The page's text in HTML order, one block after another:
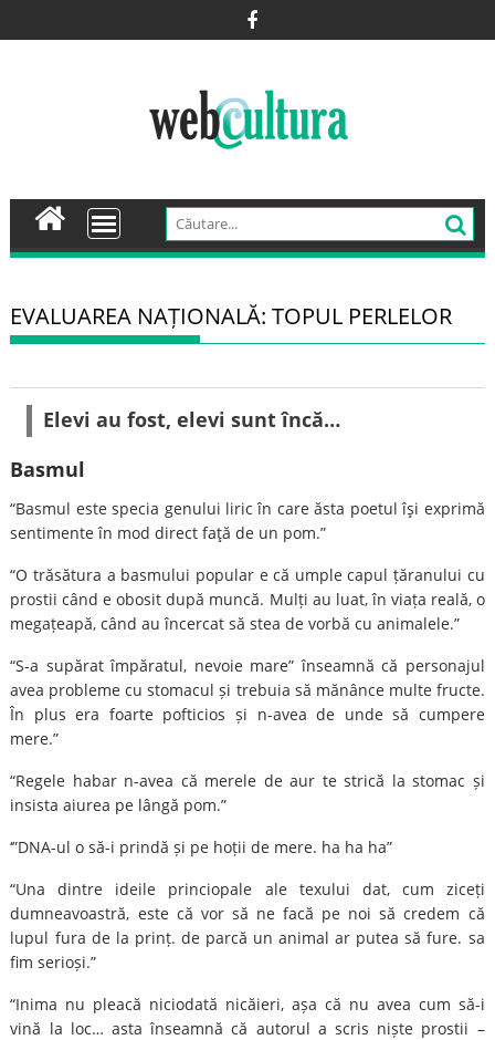
to
EVALUAREA NAȚIONALĂ: TOPUL PERLELOR
Elevi au fost, elevi sunt încă…
Basmul
“Basmul este specia genului liric în care ăsta poetul îşi exprimă
sentimente în mod direct faţă de un pom.”
“O trăsătura a basmului popular e că umple capul țăranului cu
prostii când e obosit după muncă. Mulți au luat, în viața reală, o
megațeapă, când au încercat să stea de vorbă cu animalele.”
“S-a supărat împăratul, nevoie mare” înseamnă că personajul
avea probleme cu stomacul și trebuia să mănânce multe fructe.
În plus era foarte pofticios și n-avea de unde să cumpere
mere.”
“Regele habar n-avea că merele de aur te strică la stomac și
insista aiurea pe lângă pom.”
‘”DNA-ul o să-i prindă și pe hoții de mere. ha ha ha”
“Una dintre ideile princiopale ale texului dat, cum ziceți
dumneavoastră, este că vor să ne facă pe noi să credem că
lupul fura de la prinț. de parcă un animal ar putea să fure. sa
fim serioși.”
“Inima nu pleacă niciodată nicăieri, așa că nu avea cum să-i
vină la loc… asta înseamnă că autorul a scris niște prostii –